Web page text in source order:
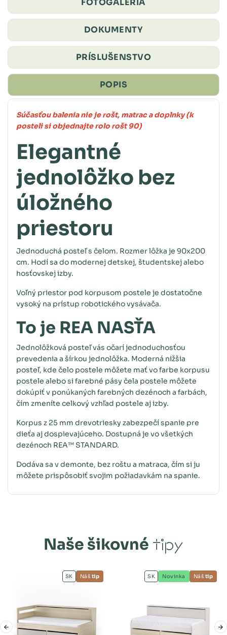
DOKUMENTY
PRÍSLUŠENSTVO
POPIS
Súčasťou balenia nie je rošt, matrac a doplnky (k
posteli si objednajte rolo rošt 90)
Elegantné
jednolôžko bez
úložného
priestoru
Jednoduchá posteľ s čelom. Rozmer lôžka je 90x200
cm. Hodí sa do modernej detskej, študentskej alebo
hosťovskej izby.
Voľný priestor pod korpusom postele je dostatočne
vysoký na prístup robotického vysávača.
To je REA NASŤA
Jednolôžková posteľ vás očarí jednoduchosťou
prevedenia a šírkou jednolôžka. Moderná nižšia
posteľ, kde čelo postele môžete mať vo farbe korpusu
postele alebo si farebné pásy čela postele môžete
dokúpiť v ponúkaných farebných dezénoch a farbách,
čím zmeníte celkový vzhľad postele aj izby.
Korpus z 25 mm drevotriesky zabezpečí spanie pre
dieťa aj dospievajúceho. Dostupná je vo všetkých
dezénoch REA™ STANDARD.
Dodáva sa v demonte, bez roštu a matraca, čím si ju
môžete prispôsobiť svojim požiadavkám na spanie.
Naše šikovné tipy
SK Náš tip SK Novinka Náš tip